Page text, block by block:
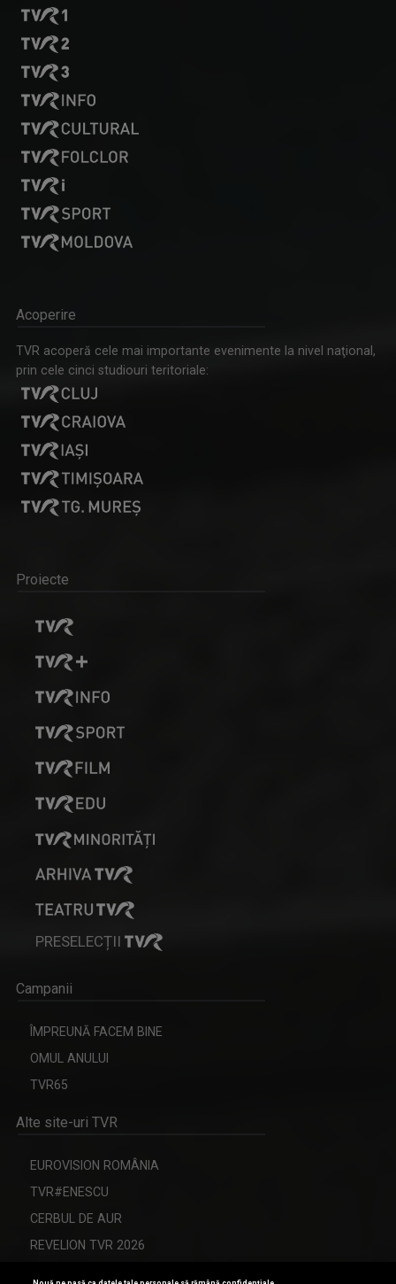
Acoperire
TVR acoperă cele mai importante evenimente la nivel naţional,
prin cele cinci studiouri teritoriale:
Proiecte
PRESELECȚII
Campanii
ÎMPREUNĂ FACEM BINE
OMUL ANULUI
TVR65
Alte site-uri TVR
EUROVISION ROMÂNIA
TVR#ENESCU
CERBUL DE AUR
REVELION TVR 2026